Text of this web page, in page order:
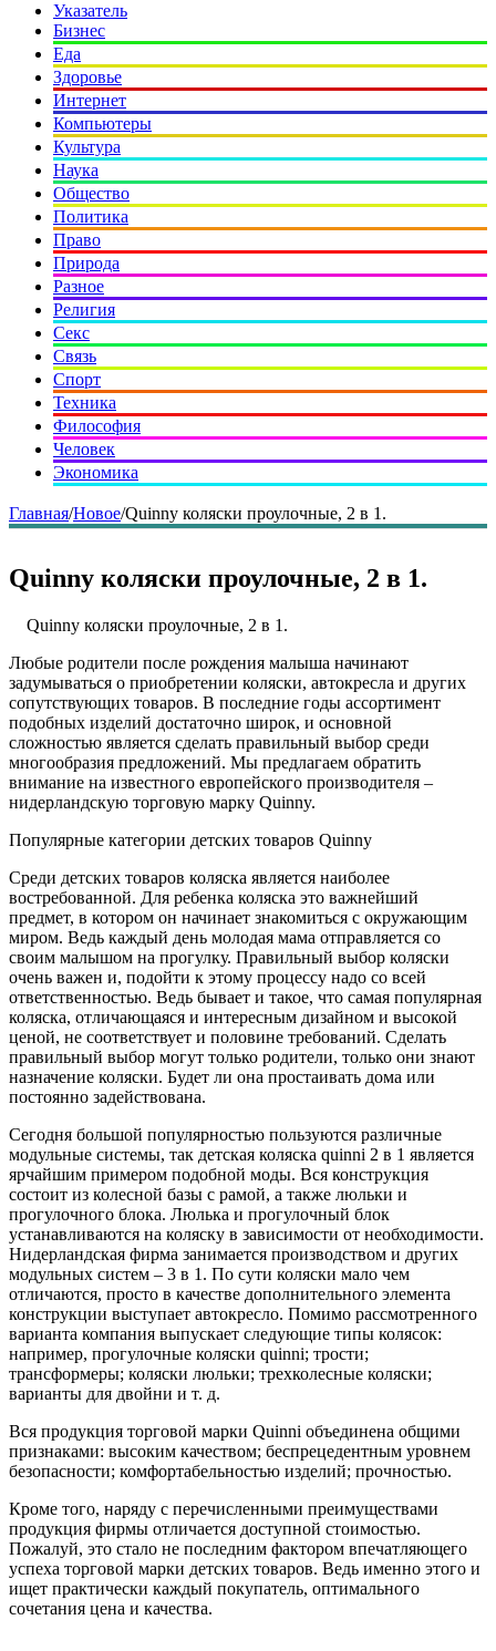
Указатель
Бизнес
Еда
Здоровье
Интернет
Компьютеры
Культура
Наука
Общество
Политика
Право
Природа
Разное
Религия
Секс
Связь
Спорт
Техника
Философия
Человек
Экономика
Главная/Новое/Quinny коляски проулочные, 2 в 1.
Quinny коляски проулочные, 2 в 1.
Quinny коляски проулочные, 2 в 1.
Любые родители после рождения малыша начинают
задумываться о приобретении коляски, автокресла и других
сопутствующих товаров. В последние годы ассортимент
подобных изделий достаточно широк, и основной
сложностью является сделать правильный выбор среди
многообразия предложений. Мы предлагаем обратить
внимание на известного европейского производителя –
нидерландскую торговую марку Quinny.
Популярные категории детских товаров Quinny
Среди детских товаров коляска является наиболее
востребованной. Для ребенка коляска это важнейший
предмет, в котором он начинает знакомиться с окружающим
миром. Ведь каждый день молодая мама отправляется со
своим малышом на прогулку. Правильный выбор коляски
очень важен и, подойти к этому процессу надо со всей
ответственностью. Ведь бывает и такое, что самая популярная
коляска, отличающаяся и интересным дизайном и высокой
ценой, не соответствует и половине требований. Сделать
правильный выбор могут только родители, только они знают
назначение коляски. Будет ли она простаивать дома или
постоянно задействована.
Сегодня большой популярностью пользуются различные
модульные системы, так детская коляска quinni 2 в 1 является
ярчайшим примером подобной моды. Вся конструкция
состоит из колесной базы с рамой, а также люльки и
прогулочного блока. Люлька и прогулочный блок
устанавливаются на коляску в зависимости от необходимости.
Нидерландская фирма занимается производством и других
модульных систем – 3 в 1. По сути коляски мало чем
отличаются, просто в качестве дополнительного элемента
конструкции выступает автокресло. Помимо рассмотренного
варианта компания выпускает следующие типы колясок:
например, прогулочные коляски quinni; трости;
трансформеры; коляски люльки; трехколесные коляски;
варианты для двойни и т. д.
Вся продукция торговой марки Quinni объединена общими
признаками: высоким качеством; беспрецедентным уровнем
безопасности; комфортабельностью изделий; прочностью.
Кроме того, наряду с перечисленными преимуществами
продукция фирмы отличается доступной стоимостью.
Пожалуй, это стало не последним фактором впечатляющего
успеха торговой марки детских товаров. Ведь именно этого и
ищет практически каждый покупатель, оптимального
сочетания цена и качества.